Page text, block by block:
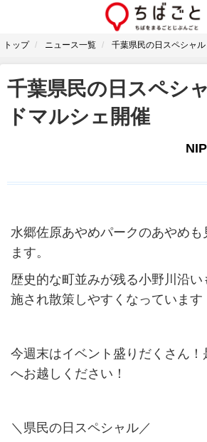
トップ ニュース一覧 千葉県民の日スペシャ
千葉県民の日スペシ
ドマルシェ開催
水郷佐原あやめパークのあやめも
ます。
歴史的な町並みが残る小野川沿
施され散策しやすくなっています
今週末はイベント盛りだくさん！
へお越しください！
＼県民の日スペシャル／